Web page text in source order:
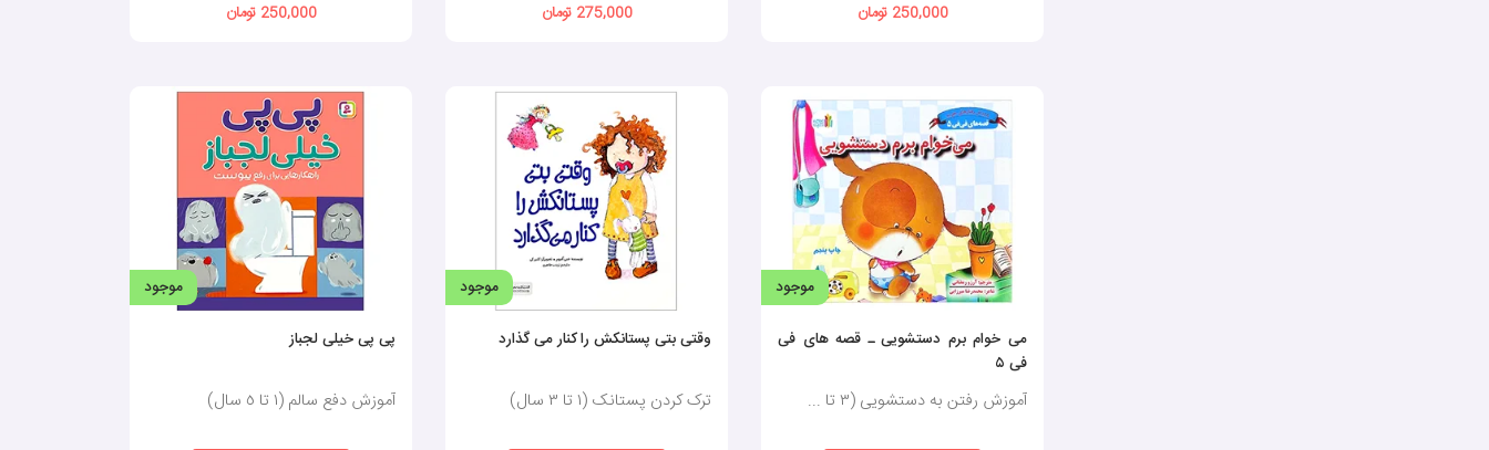
250,000 تومان 275,000 تومان 250,000 تومان
موجود
می خوام برم دستشویی ـ قصه های فی
فی ۵
آموزش رفتن به دستشویی (۳ تا ...
موجود
وقتی بتی پستانکش را کنار می گذارد
ترک کردن پستانک (١ تا ٣ سال)
موجود
پی پی خیلی لجباز
آموزش دفع سالم (١ تا ٥ سال)